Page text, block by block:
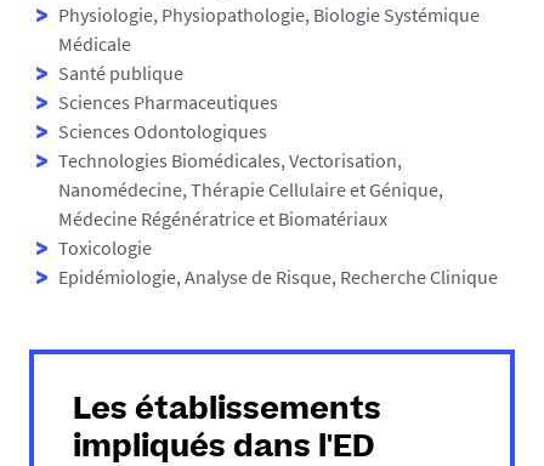
Physiologie, Physiopathologie, Biologie Systémique
Médicale
Santé publique
Sciences Pharmaceutiques
Sciences Odontologiques
Technologies Biomédicales, Vectorisation,
Nanomédecine, Thérapie Cellulaire et Génique,
Médecine Régénératrice et Biomatériaux
Toxicologie
Epidémiologie, Analyse de Risque, Recherche Clinique
Les établissements
impliqués dans l'ED